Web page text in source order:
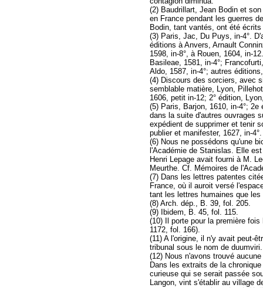
(2) Baudrillart, Jean Bodin et
en France pendant les guerres
Bodin, tant vantés, ont été
(3) Paris, Jac, Du Puys, in-4°.
éditions à Anvers, Arnault
1598, in-8°, à Rouen, 1604, in-
Basileae, 1581, in-4°;
Aldo, 1587, in-4°; autres
(4) Discours des sorciers, avec
semblable matière, Lyon,
1606, petit in-12; 2° édition,
(5) Paris, Barjon, 1610, in-4°;
dans la suite d'autres ouvrages
expédient de supprimer et tenir
publier et manifester, 1627, in-4°.
(6) Nous ne possédons qu'une
l'Académie de Stanislas. Elle
Henri Lepage avait fourni à M.
Meurthe. Cf. Mémoires de
(7) Dans les lettres patentes
France, où il auroit versé
tant les lettres humaines que
(8) Arch. dép., B. 39, fol. 205.
(9) Ibidem, B. 45, fol. 115.
(10) Il porte pour la première
1172, fol. 166).
(11) A l'origine, il n'y avait peut-
tribunal sous le nom de duumviri.
(12) Nous n'avons trouvé
Dans les extraits de la
curieuse qui se serait passée
Langon, vint s'établir au village